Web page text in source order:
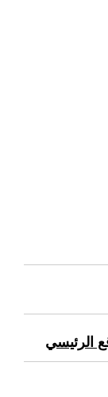
الرئيسي